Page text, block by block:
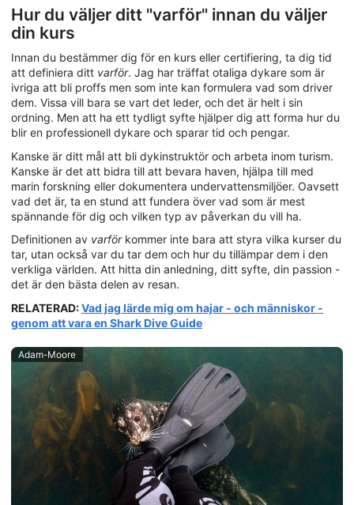
Hur du väljer ditt "varför" innan du väljer
din kurs
Innan du bestämmer dig för en kurs eller certifiering, ta dig tid
att definiera ditt varför. Jag har träffat otaliga dykare som är
ivriga att bli proffs men som inte kan formulera vad som driver
dem. Vissa vill bara se vart det leder, och det är helt i sin
ordning. Men att ha ett tydligt syfte hjälper dig att forma hur du
blir en professionell dykare och sparar tid och pengar.
Kanske är ditt mål att bli dykinstruktör och arbeta inom turism.
Kanske är det att bidra till att bevara haven, hjälpa till med
marin forskning eller dokumentera undervattensmiljöer. Oavsett
vad det är, ta en stund att fundera över vad som är mest
spännande för dig och vilken typ av påverkan du vill ha.
Definitionen av varförkommer inte bara att styra vilka kurser du
tar, utan också var du tar dem och hur du tillämpar dem i den
verkliga världen. Att hitta din anledning, ditt syfte, din passion -
det är den bästa delen av resan.
RELATERAD:Vad jag lärde mig om hajar - och människor -
genom att vara en Shark Dive Guide
Adam-Moore